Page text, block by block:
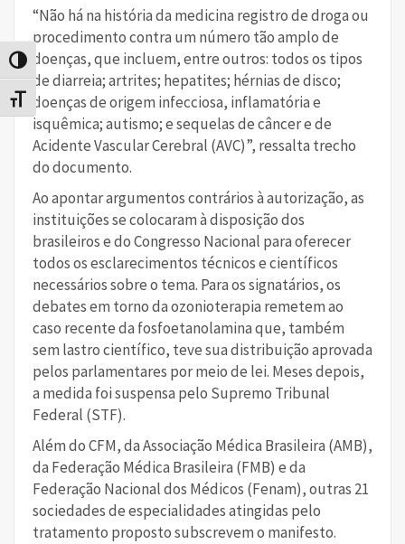
Alternar alto contraste
Alternar tamanho da fonte
“Não há na história da medicina registro de droga ou
procedimento contra um número tão amplo de
doenças, que incluem, entre outros: todos os tipos
de diarreia; artrites; hepatites; hérnias de disco;
doenças de origem infecciosa, inflamatória e
isquêmica; autismo; e sequelas de câncer e de
Acidente Vascular Cerebral (AVC)”, ressalta trecho
do documento.
Ao apontar argumentos contrários à autorização, as
instituições se colocaram à disposição dos
brasileiros e do Congresso Nacional para oferecer
todos os esclarecimentos técnicos e científicos
necessários sobre o tema. Para os signatários, os
debates em torno da ozonioterapia remetem ao
caso recente da fosfoetanolamina que, também
sem lastro científico, teve sua distribuição aprovada
pelos parlamentares por meio de lei. Meses depois,
a medida foi suspensa pelo Supremo Tribunal
Federal (STF).
Além do CFM, da Associação Médica Brasileira (AMB),
da Federação Médica Brasileira (FMB) e da
Federação Nacional dos Médicos (Fenam), outras 21
sociedades de especialidades atingidas pelo
tratamento proposto subscrevem o manifesto.